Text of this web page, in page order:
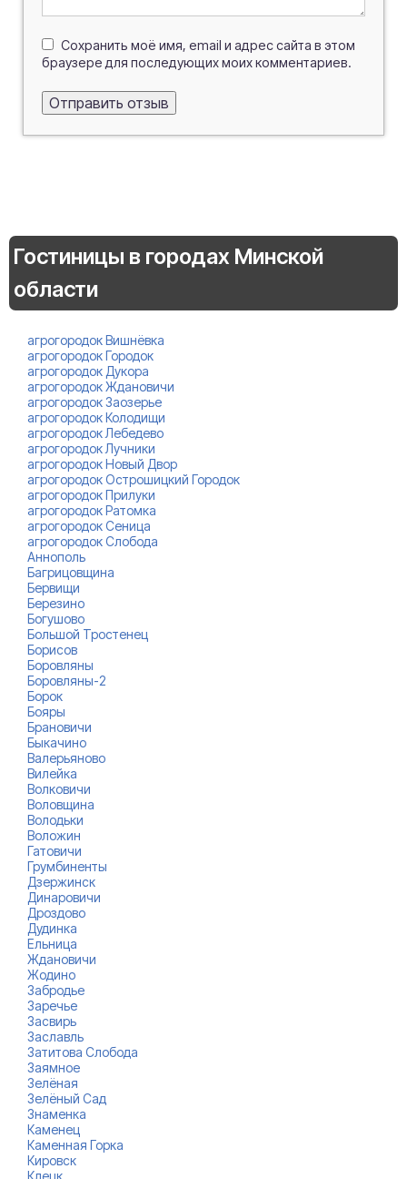
Сохранить моё имя, email и адрес сайта в этом
браузере для последующих моих комментариев.
Гостиницы в городах Минской
области
агрогородок Вишнёвка
агрогородок Городок
агрогородок Дукора
агрогородок Ждановичи
агрогородок Заозерье
агрогородок Колодищи
агрогородок Лебедево
агрогородок Лучники
агрогородок Новый Двор
агрогородок Острошицкий Городок
агрогородок Прилуки
агрогородок Ратомка
агрогородок Сеница
агрогородок Слобода
Аннополь
Багрицовщина
Бервищи
Березино
Богушово
Большой Тростенец
Борисов
Боровляны
Боровляны-2
Борок
Бояры
Брановичи
Быкачино
Валерьяново
Вилейка
Волковичи
Воловщина
Володьки
Воложин
Гатовичи
Грумбиненты
Дзержинск
Динаровичи
Дроздово
Дудинка
Ельница
Ждановичи
Жодино
Забродье
Заречье
Засвирь
Заславль
Затитова Слобода
Заямное
Зелёная
Зелёный Сад
Знаменка
Каменец
Каменная Горка
Кировск
Клецк